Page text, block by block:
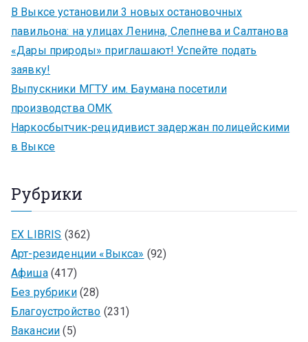
В Выксе установили 3 новых остановочных
павильона: на улицах Ленина, Слепнева и Салтанова
«Дары природы» приглашают! Успейте подать
заявку!
Выпускники МГТУ им. Баумана посетили
производства ОМК
Наркосбытчик-рецидивист задержан полицейскими
в Выксе
Рубрики
EX LIBRIS (362)
Арт-резиденции «Выкса» (92)
Афиша(417)
Без рубрики(28)
Благоустройство (231)
Вакансии (5)